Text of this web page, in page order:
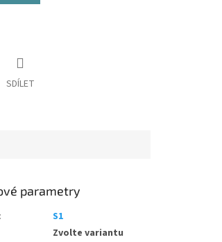
SDÍLET
parametry
:
S1
Zvolte variantu